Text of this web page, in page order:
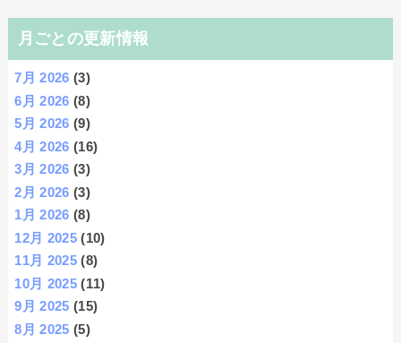
月ごとの更新情報
7月 2026 (3)
6月 2026 (8)
5月 2026 (9)
4月 2026 (16)
3月 2026 (3)
2月 2026 (3)
1月 2026 (8)
12月 2025 (10)
11月 2025 (8)
10月 2025 (11)
9月 2025 (15)
8月 2025 (5)